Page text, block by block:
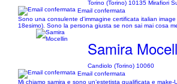
Torino (Torino) 10135 Mirafiori
Email confermata
Sono una consulente d'immagine certificata italian
18esimo). Sono la persona giusta se non sai mai cosa
Samira
Candiolo (Torino) 10060
Email confermata
Mi chiamo samira e sono un’estetista qualificata e